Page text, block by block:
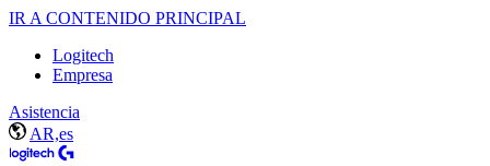
IR A CONTENIDO PRINCIPAL
Logitech
Empresa
Asistencia
AR,es